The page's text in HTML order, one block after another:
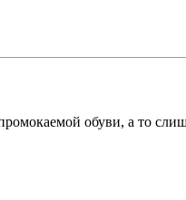
обуви, а то